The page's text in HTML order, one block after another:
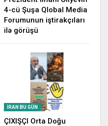
4-cü Şuşa Qlobal Media
Forumunun iştirakçıları
ilə görüşü
İRAN BU GÜN
ÇIXIŞÇI Orta Doğu